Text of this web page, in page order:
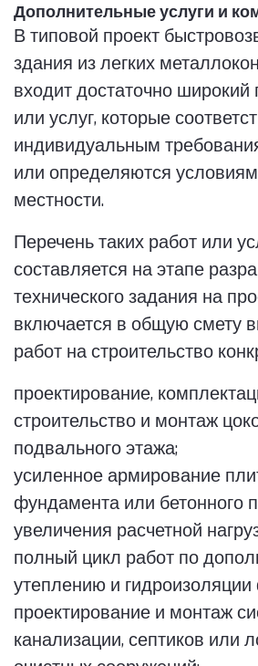
Дополнительные услуги и
В типовой проект
здания из легких
входит достаточно широкий
или услуг, которые
индивидуальным
или определяются
местности.
Перечень таких работ или
составляется на этапе
технического задания на
включается в общую смету
работ на строительство
проектирование,
строительство и монтаж
подвального этажа;
усиленное армирование
фундамента или бетонного
увеличения расчетной
полный цикл работ по
утеплению и
проектирование и монтаж
канализации, септиков или